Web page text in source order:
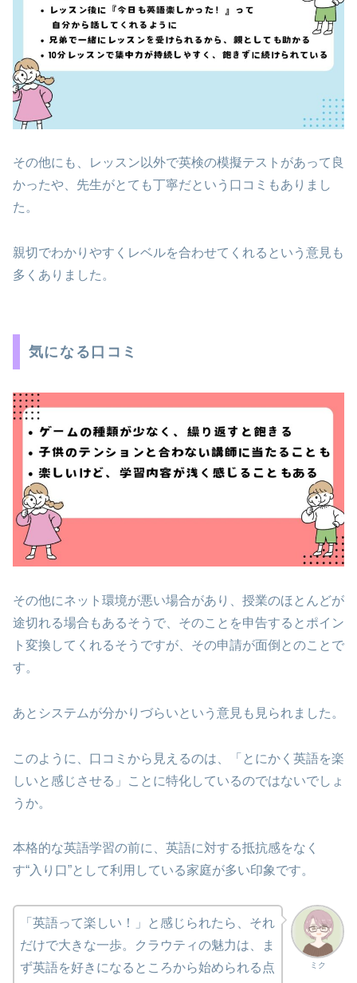
その他にも、レッスン以外で英検の模擬テストがあって良
かったや、先生がとても丁寧だという口コミもありまし
た。
親切でわかりやすくレベルを合わせてくれるという意見も
多くありました。
気になる口コミ
その他にネット環境が悪い場合があり、授業のほとんどが
途切れる場合もあるそうで、そのことを申告するとポイン
ト変換してくれるそうですが、その申請が面倒とのことで
す。
あとシステムが分かりづらいという意見も見られました。
このように、口コミから見えるのは、「とにかく英語を楽
しいと感じさせる」ことに特化しているのではないでしょ
うか。
本格的な英語学習の前に、英語に対する抵抗感をなく
す“入り口”として利用している家庭が多い印象です。
ミク
「英語って楽しい！」と感じられたら、それ
だけで大きな一歩。クラウティの魅力は、ま
ず英語を好きになるところから始められる点